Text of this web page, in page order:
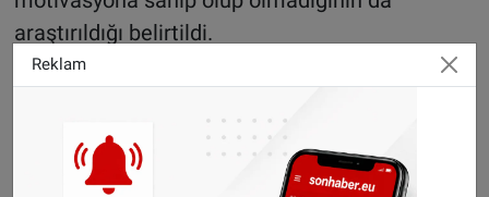
araştırıldığı belirtildi.
Büyükelçi Ceyhun: Üzüntümüz büyük
gazetesi, olayın ardından Türkiye’nin
Viyana Büyükelçisi Ozan Ceyhun’a ulaşarak
bilgi aldı. Ceyhun yaptığı açıklamada, ölen
Reklam